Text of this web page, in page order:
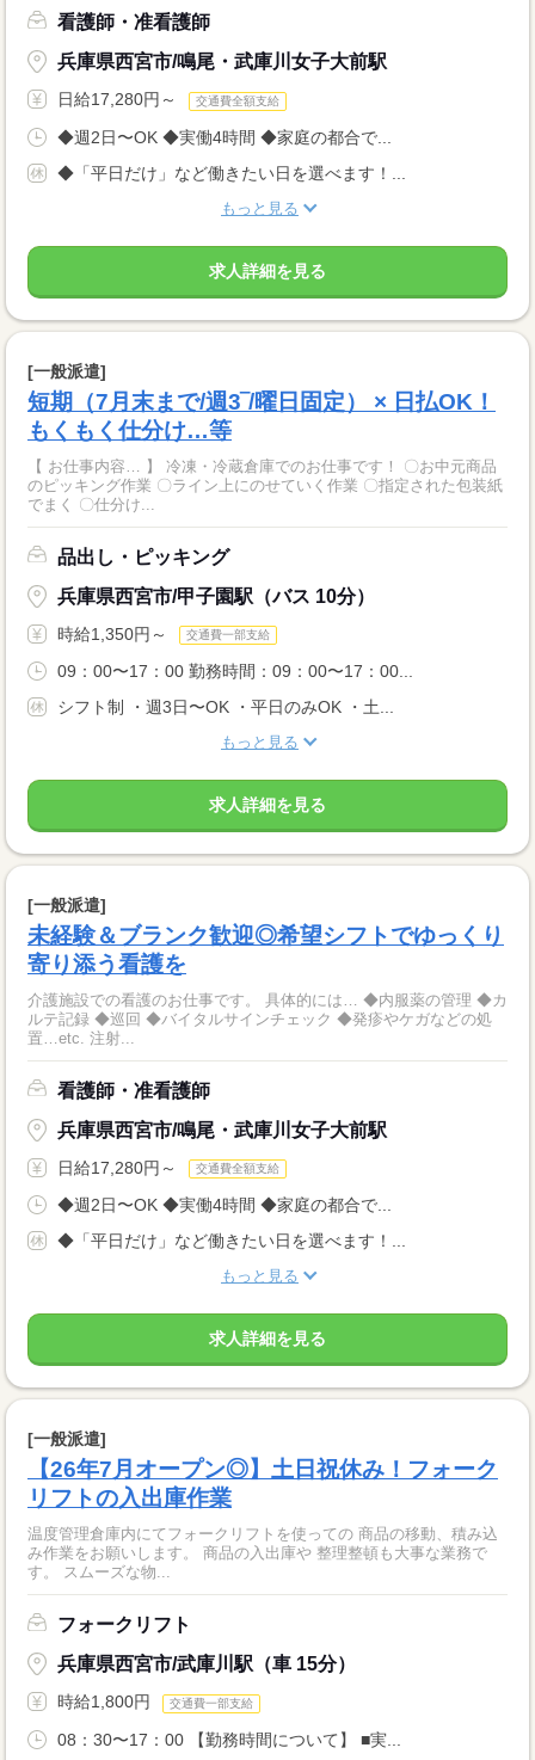
看護師・准看護師
兵庫県西宮市/鳴尾・武庫川女子大前駅
日給17,280円～ 交通費全額支給
◆週2日〜OK ◆実働4時間 ◆家庭の都合で...
◆「平日だけ」など働きたい日を選べます！...
もっと見る
求人詳細を見る
[一般派遣]
短期（7月末まで/週3‾/曜日固定） × 日払OK！
もくもく仕分け…等
【 お仕事内容… 】 冷凍・冷蔵倉庫でのお仕事です！ 〇お中元商品
のピッキング作業 〇ライン上にのせていく作業 〇指定された包装紙
でまく 〇仕分け...
品出し・ピッキング
兵庫県西宮市/甲子園駅（バス 10分）
時給1,350円～ 交通費一部支給
09：00〜17：00 勤務時間：09：00〜17：00...
シフト制 ・週3日〜OK ・平日のみOK ・土...
もっと見る
求人詳細を見る
[一般派遣]
未経験＆ブランク歓迎◎希望シフトでゆっくり
寄り添う看護を
介護施設での看護のお仕事です。 具体的には… ◆内服薬の管理 ◆カ
ルテ記録 ◆巡回 ◆バイタルサインチェック ◆発疹やケガなどの処
置…etc. 注射...
看護師・准看護師
兵庫県西宮市/鳴尾・武庫川女子大前駅
日給17,280円～ 交通費全額支給
◆週2日〜OK ◆実働4時間 ◆家庭の都合で...
◆「平日だけ」など働きたい日を選べます！...
もっと見る
求人詳細を見る
[一般派遣]
【26年7月オープン◎】土日祝休み！フォーク
リフトの入出庫作業
温度管理倉庫内にてフォークリフトを使っての 商品の移動、積み込
み作業をお願いします。 商品の入出庫や 整理整頓も大事な業務で
す。 スムーズな物...
フォークリフト
兵庫県西宮市/武庫川駅（車 15分）
時給1,800円 交通費一部支給
08：30〜17：00 【勤務時間について】 ■実...